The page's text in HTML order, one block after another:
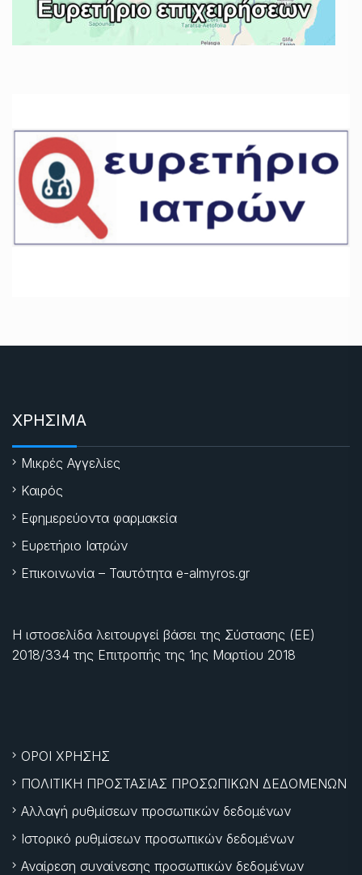
ΧΡΗΣΙΜΑ
Μικρές Αγγελίες
Καιρός
Εφημερεύοντα φαρμακεία
Ευρετήριο Ιατρών
Επικοινωνία – Ταυτότητα e-almyros.gr
Η ιστοσελίδα λειτουργεί βάσει της Σύστασης (ΕΕ)
2018/334 της Επιτροπής της 1ης Μαρτίου 2018
ΟΡΟΙ ΧΡΗΣΗΣ
ΠΟΛΙΤΙΚΗ ΠΡΟΣΤΑΣΙΑΣ ΠΡΟΣΩΠΙΚΩΝ ΔΕΔΟΜΕΝΩΝ
Αλλαγή ρυθμίσεων προσωπικών δεδομένων
Ιστορικό ρυθμίσεων προσωπικών δεδομένων
Αναίρεση συναίνεσης προσωπικών δεδομένων